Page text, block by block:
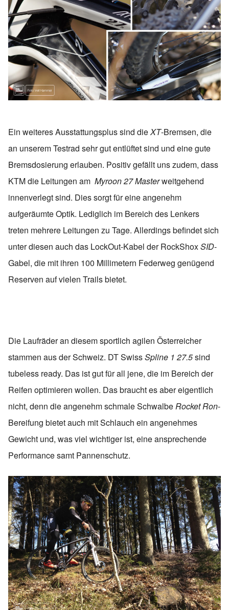
Ein weiteres Ausstattungsplus sind dieXT-Bremsen, die
an unserem Testrad sehr gut entlüftet sind und eine gute
Bremsdosierung erlauben. Positiv gefällt uns zudem, dass
KTM die Leitungen am Myroon 27 Masterweitgehend
innenverlegt sind. Dies sorgt für eine angenehm
aufgeräumte Optik. Lediglich im Bereich des Lenkers
treten mehrere Leitungen zu Tage. Allerdings befindet sich
unter diesen auch das LockOut-Kabel der RockShoxSID-
Gabel, die mit ihren 100 Millimetern Federweg genügend
Reserven auf vielen Trails bietet.
Die Laufräder an diesem sportlich agilen Österreicher
stammen aus der Schweiz. DT SwissSpline 1 27.5sind
tubeless ready. Das ist gut für all jene, die im Bereich der
Reifen optimieren wollen. Das braucht es aber eigentlich
nicht, denn dieangenehm schmale Schwalbe Rocket Ron-
Bereifung bietet auch mit Schlauch ein angenehmes
Gewicht und, was viel wichtiger ist, eine ansprechende
Performance samt Pannenschutz.